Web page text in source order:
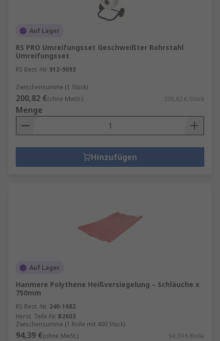
Auf Lager
RS PRO Umreifungsset Geschweißter Rohrstahl
Umreifungsset
RS Best.-Nr. 912-9093
Zwischensumme (1 Stück)
200,82 €(ohne MwSt.) 200,82 €/Stück
Menge
Hinzufügen
Auf Lager
Hanmere Polythene Heißversiegelung – Schläuche x
750mm
RS Best.-Nr. 240-1682
Herst. Teile-Nr. B2603
Zwischensumme (1 Rolle mit 400 Stück)
94,39 €(ohne MwSt.) 94,39 €/Rolle